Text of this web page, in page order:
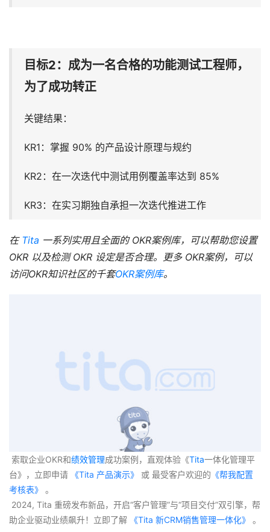
目标2：成为一名合格的功能测试工程师，
为了成功转正
关键结果：
KR1：掌握 90% 的产品设计原理与规约
KR2：在一次迭代中测试用例覆盖率达到 85%
KR3：在实习期独自承担一次迭代推进工作
在 Tita 一系列实用且全面的 OKR案例库，可以帮助您设置
OKR 以及检测 OKR 设定是否合理。更多 OKR案例，可以
访问OKR知识社区的千套OKR案例库。
索取企业OKR和绩效管理成功案例，直观体验《Tita一体化管理平
台》，立即申请 《Tita 产品演示》 或 最受客户欢迎的 《帮我配置
考核表》
。
助企业驱动业绩飙升！立即了解 《Tita 新CRM销售管理一体化》 。